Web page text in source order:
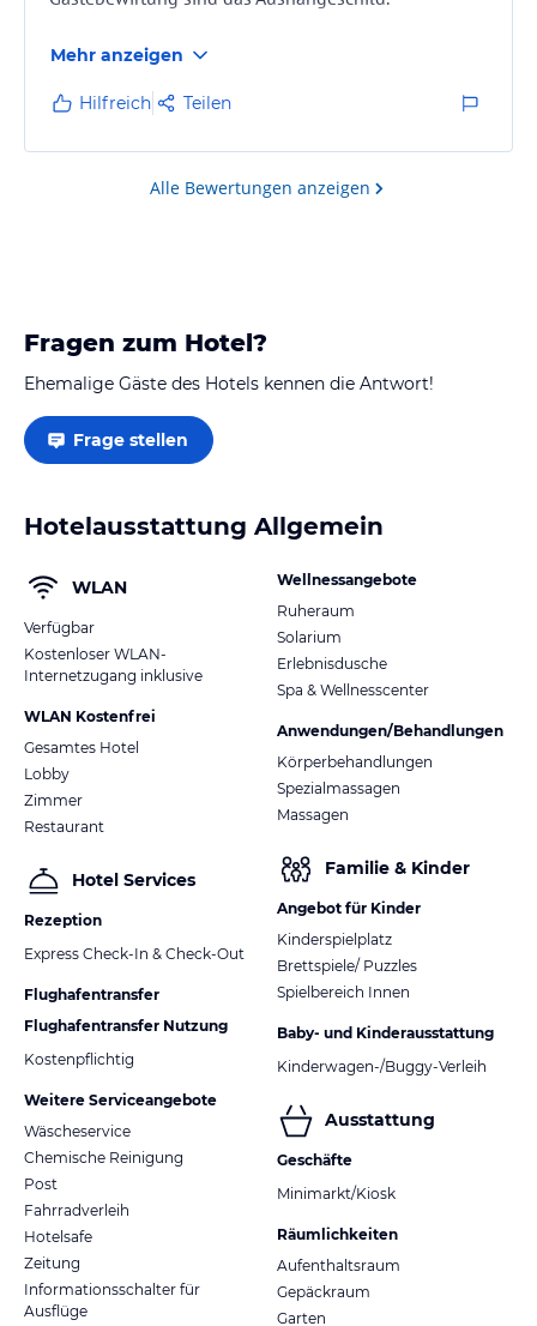
Mehr anzeigen
Hilfreich Teilen
Alle Bewertungen anzeigen
Fragen zum Hotel?
Ehemalige Gäste des Hotels kennen die Antwort!
Frage stellen
Hotelausstattung Allgemein
WLAN
Verfügbar
Kostenloser WLAN-
Internetzugang inklusive
WLAN Kostenfrei
Gesamtes Hotel
Lobby
Zimmer
Restaurant
Hotel Services
Rezeption
Express Check-In & Check-Out
Flughafentransfer
Flughafentransfer Nutzung
Kostenpflichtig
Weitere Serviceangebote
Wäscheservice
Chemische Reinigung
Post
Fahrradverleih
Hotelsafe
Zeitung
Informationsschalter für
Ausflüge
Wellnessangebote
Ruheraum
Solarium
Erlebnisdusche
Spa & Wellnesscenter
Anwendungen/Behandlungen
Körperbehandlungen
Spezialmassagen
Massagen
Familie & Kinder
Angebot für Kinder
Kinderspielplatz
Brettspiele/ Puzzles
Spielbereich Innen
Baby- und Kinderausstattung
Kinderwagen-/Buggy-Verleih
Ausstattung
Geschäfte
Minimarkt/Kiosk
Räumlichkeiten
Aufenthaltsraum
Gepäckraum
Garten